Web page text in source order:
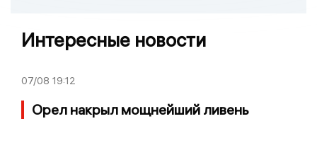
Интересные новости
07/08 19:12
Орел накрыл мощнейший ливень